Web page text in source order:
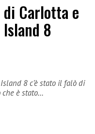
Carlotta e
8
8 c’è stato il falò di
è stato…